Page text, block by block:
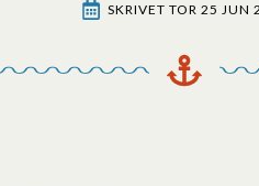
SKRIVET TOR 25 JUN